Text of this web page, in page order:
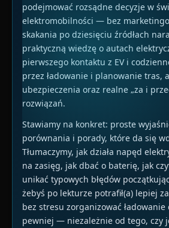
podejmować rozsądne decyzje w
elektromobilności — bez
skakania po dziesięciu źródłach
praktyczną wiedzę o autach
pierwszego kontaktu z EV i
przez ładowanie i planowanie tras,
ubezpieczenia oraz realne „za i
rozwiązań.
Stawiamy na konkret: proste
porównania i porady, które da się
Tłumaczymy, jak działa napęd
na zasięg, jak dbać o baterię, jak
unikać typowych błędów
żebyś po lekturze potrafił(a) lepiej
bez stresu zorganizować ładowanie
pewniej — niezależnie od tego, czy